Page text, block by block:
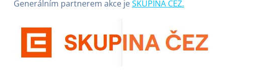
Generálním partnerem akce jeSKUPINA ČEZ.